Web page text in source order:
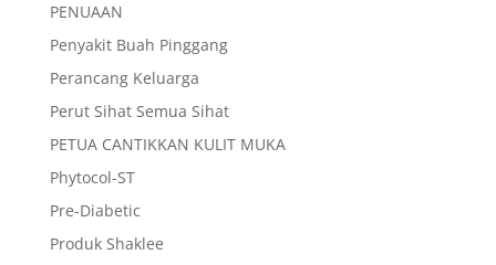
PENUAAN
Penyakit Buah Pinggang
Perancang Keluarga
Perut Sihat Semua Sihat
PETUA CANTIKKAN KULIT MUKA
Phytocol-ST
Pre-Diabetic
Produk Shaklee